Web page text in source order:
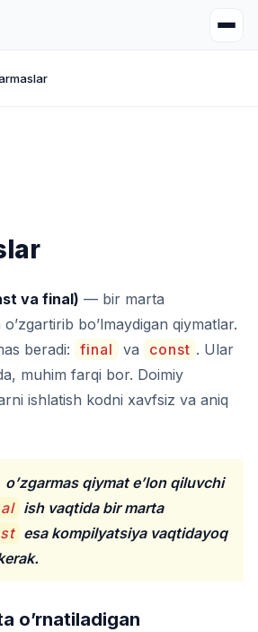
va final) — bir marta
bo’lmaydigan qiymatlar.
beradi: final va const . Ular
muhim farqi bor. Doimiy
ishlatish kodni xavfsiz va aniq
o’zgarmas qiymat e’lon qiluvchi
ish vaqtida bir marta
esa kompilyatsiya vaqtidayoq
o’rnatiladigan